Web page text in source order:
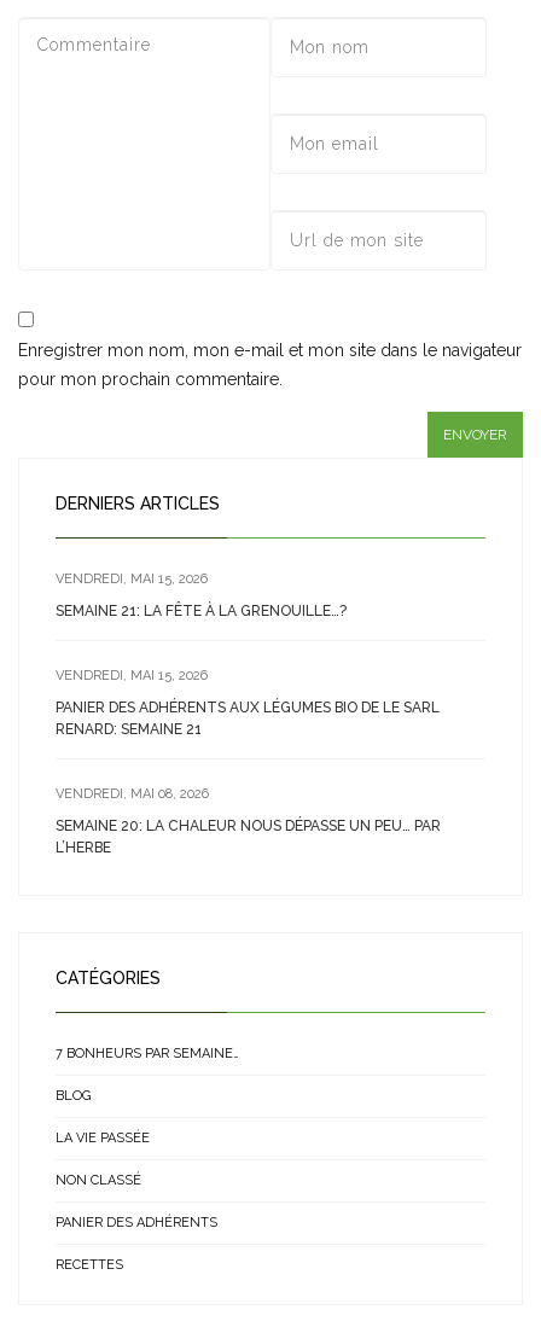
Enregistrer mon nom, mon e-mail et mon site dans le navigateur
pour mon prochain commentaire.
DERNIERS ARTICLES
VENDREDI, MAI 15, 2026
SEMAINE 21: LA FÊTE À LA GRENOUILLE…?
VENDREDI, MAI 15, 2026
PANIER DES ADHÉRENTS AUX LÉGUMES BIO DE LE SARL
RENARD: SEMAINE 21
VENDREDI, MAI 08, 2026
SEMAINE 20: LA CHALEUR NOUS DÉPASSE UN PEU… PAR
L’HERBE
CATÉGORIES
7 BONHEURS PAR SEMAINE…
BLOG
LA VIE PASSÉE
NON CLASSÉ
PANIER DES ADHÉRENTS
RECETTES